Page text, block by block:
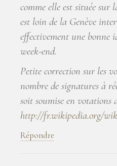
comme elle est située
est loin de la Genève
effectivement une bonne
week-end.
Petite correction sur les
nombre de signatures à
soit soumise en
http://fr.wikipedia.org/
Répondre